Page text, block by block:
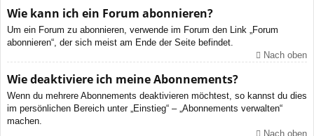
Wie kann ich ein Forum abonnieren?
Um ein Forum zu abonnieren, verwende im Forum den Link „Forum
abonnieren“, der sich meist am Ende der Seite befindet.
Nach oben
Wie deaktiviere ich meine Abonnements?
Wenn du mehrere Abonnements deaktivieren möchtest, so kannst du dies
im persönlichen Bereich unter „Einstieg“ – „Abonnements verwalten“
machen.
Nach oben